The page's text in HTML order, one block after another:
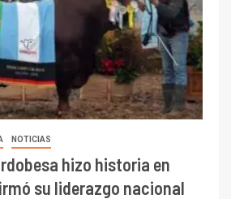
NOTICIAS
hizo historia en
su liderazgo nacional